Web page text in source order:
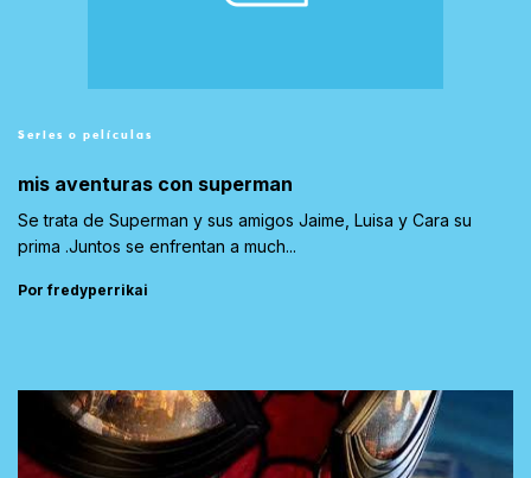
Series o películas
mis aventuras con superman
Se trata de Superman y sus amigos Jaime, Luisa y Cara su
prima .Juntos se enfrentan a much...
Por fredyperrikai